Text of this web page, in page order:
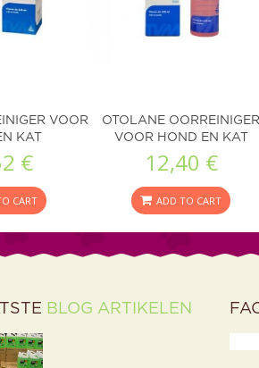
VOOR
KAT
€
CART
OTOLANE OORREINIGER
VOOR HOND EN KAT
12,40 €
ADD TO CART
BLOG ARTIKELEN